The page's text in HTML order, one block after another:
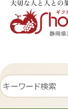
三ヶ日みかん